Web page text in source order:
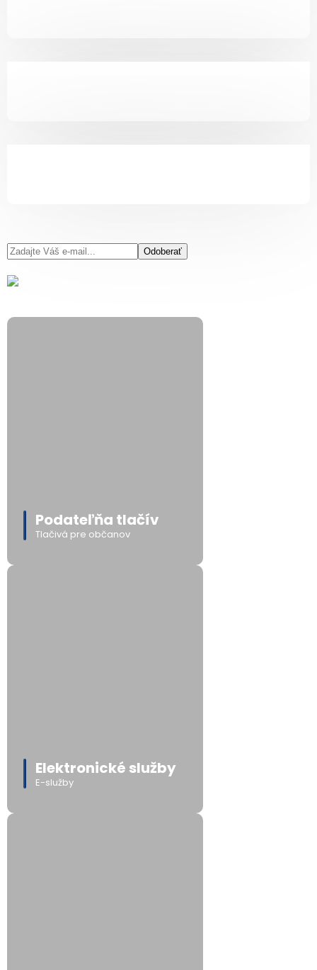
Odoberať
Podateľňa tlačív
Tlačivá pre občanov
Elektronické služby
E-služby